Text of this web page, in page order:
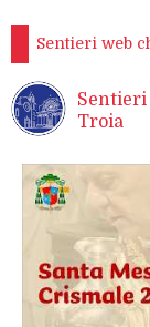
Sentieri web
Troia